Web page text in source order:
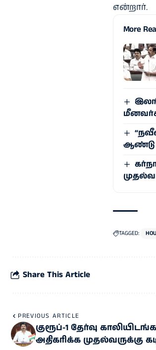
என்றார்.
More
ஆண்டு
TAGGED:
Share This Article
PREVIOUS ARTICLE
குரூப்-1 தேர்வு
அதிகரிக்க முதல்வருக்கு